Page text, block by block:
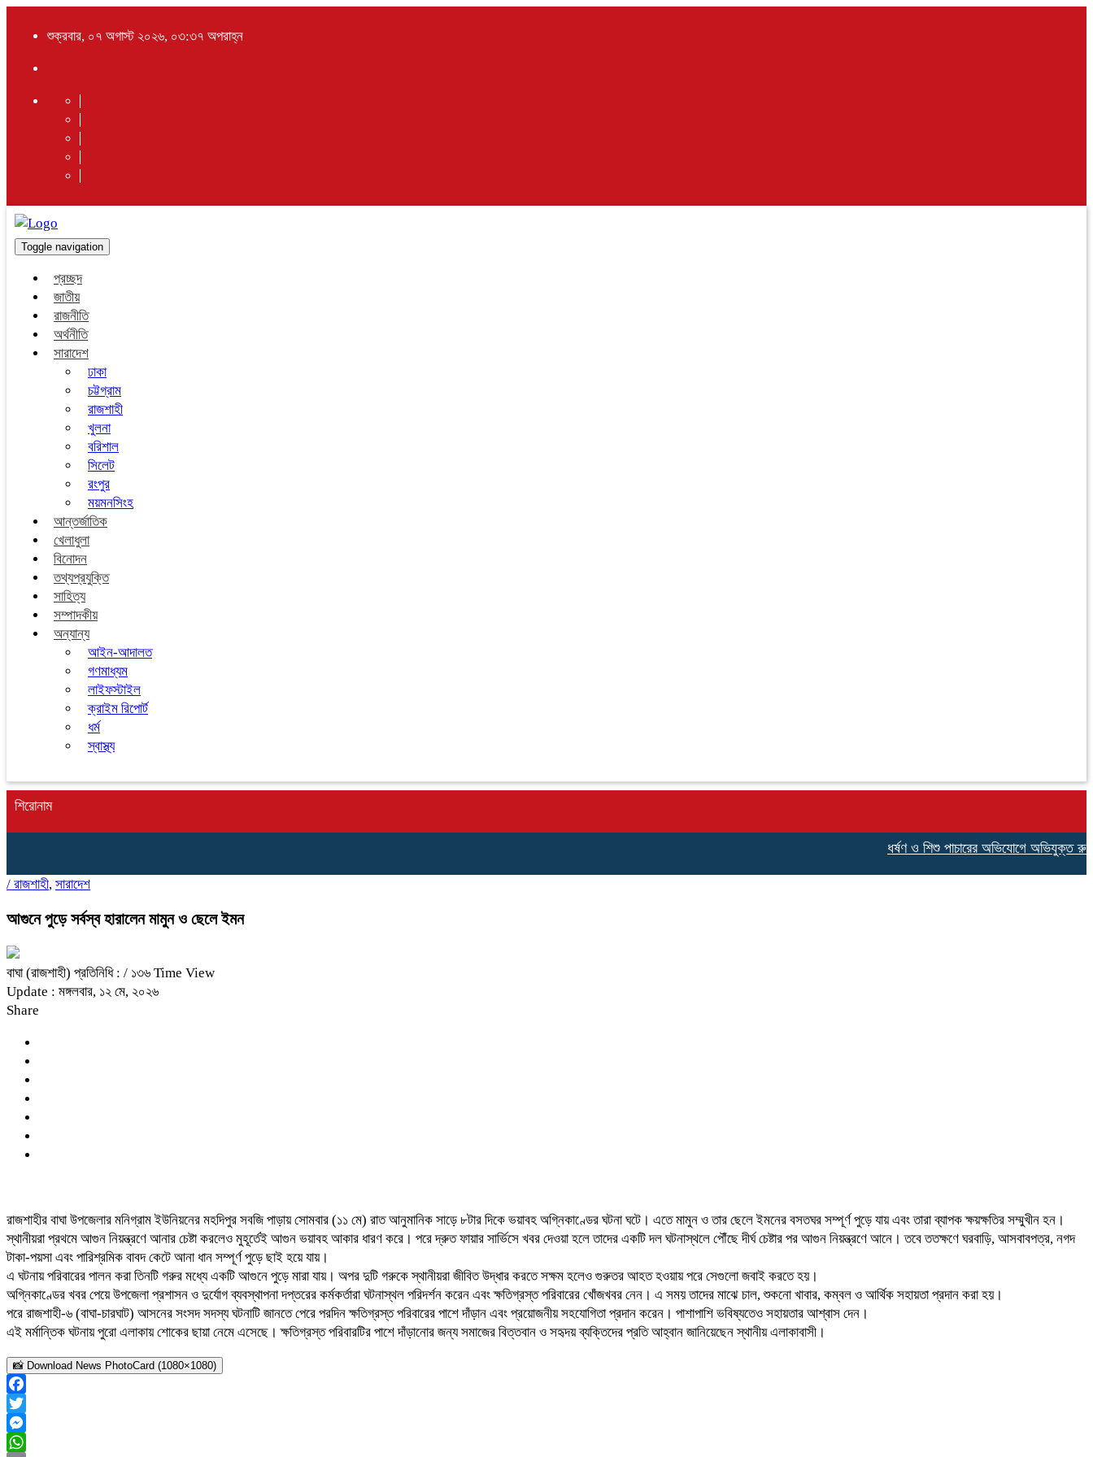
শুক্রবার, ০৭ অগাস্ট ২০২৬, ০৩:৩৭ অপরাহ্ন
Toggle navigation
প্রচ্ছদ
জাতীয়
রাজনীতি
অর্থনীতি
সারাদেশ
ঢাকা
চট্টগ্রাম
রাজশাহী
খুলনা
বরিশাল
সিলেট
রংপুর
ময়মনসিংহ
আন্তর্জাতিক
খেলাধুলা
বিনোদন
তথ্যপ্রযুক্তি
সাহিত্য
সম্পাদকীয়
অন্যান্য
আইন-আদালত
গণমাধ্যম
লাইফস্টাইল
ক্রাইম রিপোর্ট
ধর্ম
স্বাস্থ্য
শিরোনাম
ধর্ষণ ও শিশু পাচারের অভিযোগে অভিযুক্ত রুখসার
/ রাজশাহী, সারাদেশ
আগুনে পুড়ে সর্বস্ব হারালেন মামুন ও ছেলে ইমন
বাঘা (রাজশাহী) প্রতিনিধি : / ১৩৬ Time View
Update : মঙ্গলবার, ১২ মে, ২০২৬
Share
রাজশাহীর বাঘা উপজেলার মনিগ্রাম ইউনিয়নের মহদিপুর সবজি পাড়ায় সোমবার (১১ মে) রাত আনুমানিক সাড়ে ৮টার দিকে ভয়াবহ অগ্নিকাণ্ডের ঘটনা ঘটে। এতে মামুন ও তার ছেলে ইমনের বসতঘর সম্পূর্ণ পুড়ে যায় এবং তারা ব্যাপক ক্ষয়ক্ষতির সম্মুখীন হন।
স্থানীয়রা প্রথমে আগুন নিয়ন্ত্রণে আনার চেষ্টা করলেও মুহূর্তেই আগুন ভয়াবহ আকার ধারণ করে। পরে দ্রুত ফায়ার সার্ভিসে খবর দেওয়া হলে তাদের একটি দল ঘটনাস্থলে পৌঁছে দীর্ঘ চেষ্টার পর আগুন নিয়ন্ত্রণে আনে। তবে ততক্ষণে ঘরবাড়ি, আসবাবপত্র, নগদ
টাকা-পয়সা এবং পারিশ্রমিক বাবদ কেটে আনা ধান সম্পূর্ণ পুড়ে ছাই হয়ে যায়।
এ ঘটনায় পরিবারের পালন করা তিনটি গরুর মধ্যে একটি আগুনে পুড়ে মারা যায়। অপর দুটি গরুকে স্থানীয়রা জীবিত উদ্ধার করতে সক্ষম হলেও গুরুতর আহত হওয়ায় পরে সেগুলো জবাই করতে হয়।
অগ্নিকাণ্ডের খবর পেয়ে উপজেলা প্রশাসন ও দুর্যোগ ব্যবস্থাপনা দপ্তরের কর্মকর্তারা ঘটনাস্থল পরিদর্শন করেন এবং ক্ষতিগ্রস্ত পরিবারের খোঁজখবর নেন। এ সময় তাদের মাঝে চাল, শুকনো খাবার, কম্বল ও আর্থিক সহায়তা প্রদান করা হয়।
পরে রাজশাহী-৬ (বাঘা-চারঘাট) আসনের সংসদ সদস্য ঘটনাটি জানতে পেরে পরদিন ক্ষতিগ্রস্ত পরিবারের পাশে দাঁড়ান এবং প্রয়োজনীয় সহযোগিতা প্রদান করেন। পাশাপাশি ভবিষ্যতেও সহায়তার আশ্বাস দেন।
এই মর্মান্তিক ঘটনায় পুরো এলাকায় শোকের ছায়া নেমে এসেছে। ক্ষতিগ্রস্ত পরিবারটির পাশে দাঁড়ানোর জন্য সমাজের বিত্তবান ও সহৃদয় ব্যক্তিদের প্রতি আহ্বান জানিয়েছেন স্থানীয় এলাকাবাসী।
📸 Download News PhotoCard (1080×1080)
Facebook
Twitter
Messenger